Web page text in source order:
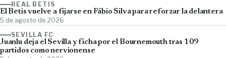
REAL BETIS
El Betis vuelve a fijarse en Fábio Silva para reforzar la delantera
5 de agosto de 2026
SEVILLA FC
Juanlu deja el Sevilla y ficha por el Bournemouth tras 109
partidos como nervionense